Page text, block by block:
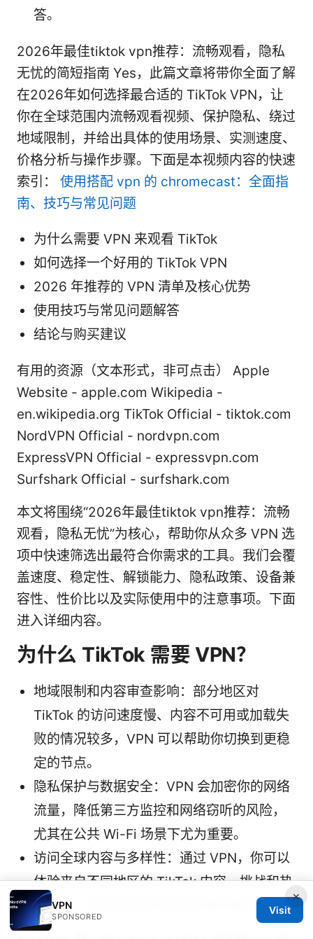
答。
2026年最佳tiktok vpn推荐：流畅观看，隐私
无忧的简短指南 Yes，此篇文章将带你全面了解
在2026年如何选择最合适的 TikTok VPN，让
你在全球范围内流畅观看视频、保护隐私、绕过
地域限制，并给出具体的使用场景、实测速度、
价格分析与操作步骤。下面是本视频内容的快速
索引： 使用搭配 vpn 的 chromecast：全面指
南、技巧与常见问题
为什么需要 VPN 来观看 TikTok
如何选择一个好用的 TikTok VPN
2026 年推荐的 VPN 清单及核心优势
使用技巧与常见问题解答
结论与购买建议
有用的资源（文本形式，非可点击） Apple
Website - apple.com Wikipedia -
en.wikipedia.org TikTok Official - tiktok.com
NordVPN Official - nordvpn.com
ExpressVPN Official - expressvpn.com
Surfshark Official - surfshark.com
本文将围绕“2026年最佳tiktok vpn推荐：流畅
观看，隐私无忧”为核心，帮助你从众多 VPN 选
项中快速筛选出最符合你需求的工具。我们会覆
盖速度、稳定性、解锁能力、隐私政策、设备兼
容性、性价比以及实际使用中的注意事项。下面
进入详细内容。
为什么 TikTok 需要 VPN？
地域限制和内容审查影响：部分地区对
TikTok 的访问速度慢、内容不可用或加载失
败的情况较多，VPN 可以帮助你切换到更稳
定的节点。
隐私保护与数据安全：VPN 会加密你的网络
流量，降低第三方监控和网络窃听的风险，
尤其在公共 Wi-Fi 场景下尤为重要。
访问全球内容与多样性：通过 VPN，你可以
体验来自不同地区的 TikTok 内容、挑战和热
门趋势，而不仅仅局限于本地推荐算法。
×
VPN
SPONSORED
Visit